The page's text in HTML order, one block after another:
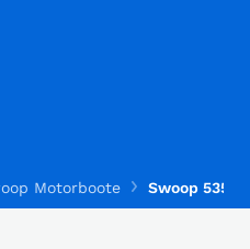
Motorboote Swoop 535DC